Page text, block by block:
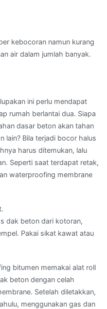
kebocoran namun kurang
air dalam jumlah banyak.
ini perlu mendapat
rumah berlantai dua. Siapa
dasar beton akan tahan
lain? Bila terjadi bocor halus
harus ditemukan, lalu
Seperti saat terdapat retak,
waterproofing membrane
dak beton dari kotoran,
Pakai sikat kawat atau
bitumen memakai alat roll
beton dengan celah
Setelah diletakkan,
menggunakan gas dan